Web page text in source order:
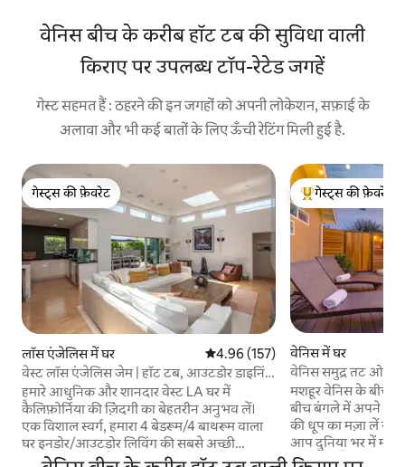
वेनिस बीच के करीब हॉट टब की सुविधा वाली
किराए पर उपलब्ध टॉप-रेटेड जगहें
गेस्ट सहमत हैं : ठहरने की इन जगहों को अपनी लोकेशन, सफ़ाई के
अलावा और भी कई बातों के लिए ऊँची रेटिंग मिली हुई है.
गेस्ट्स की फ़ेवरेट
गेस्ट्स की फ़ेवरेट
लॉस एंजेलिस में घर औसत रेटिंग 5 में से 4.96, 157 समीक्षाएँ
4.96 (157)
वेस्ट लॉस एंजेलिस जेम | हॉट टब, आउटडोर डाइनिंग
और फ़ायर पिट+
हमारे आधुनिक और शानदार वेस्ट LA घर में
कैलिफ़ोर्निया की ज़िंदगी का बेहतरीन अनुभव लें।
एक विशाल स्वर्ग, हमारा 4 बेडरूम/4 बाथरूम वाला
घर इनडोर/आउटडोर लिविंग की सबसे अच्छी
सुविधाओं से लैस है, जिसमें इनडोर जगहों पर
गेस्ट्स का टॉप फ़ेवरेट
गेस्ट्स की फ़ेवरेट
वेनिस में घर
वेनिस समुद्र तट
Kinney बंद
मशहूर वेनिस के
बीच बंगले में अपने बड़े
की धूप का मज़ा लें या
आप दुनिया भर में
मिनट की सैर करते हुए